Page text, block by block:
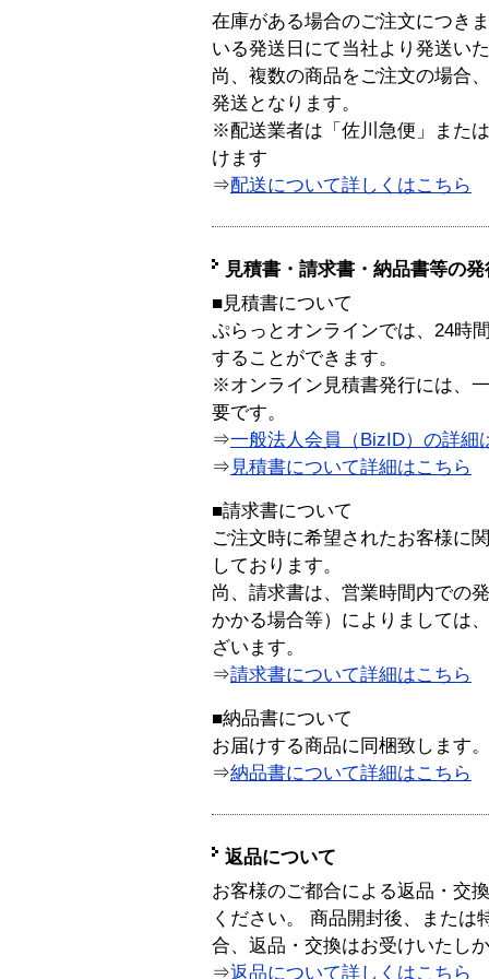
在庫がある場合のご注文につき
いる発送日にて当社より発送い
尚、複数の商品をご注文の場合
発送となります。
※配送業者は「佐川急便」また
けます
⇒配送について詳しくはこちら
見積書・請求書・納品書等の
■見積書について
ぷらっとオンラインでは、24時
することができます。
※オンライン見積書発行には、
要です。
⇒一般法人会員（BizID）の詳細
⇒ 見積書について詳細はこちら
■請求書について
ご注文時に希望されたお客様に
しております。
尚、請求書は、営業時間内での
かかる場合等）によりましては
ざいます。
⇒請求書について詳細はこちら
■納品書について
お届けする商品に同梱致します。
⇒納品書について詳細はこちら
返品について
お客様のご都合による返品・交
ください。 商品開封後、または
合、返品・交換はお受けいたし
⇒返品について詳しくはこちら